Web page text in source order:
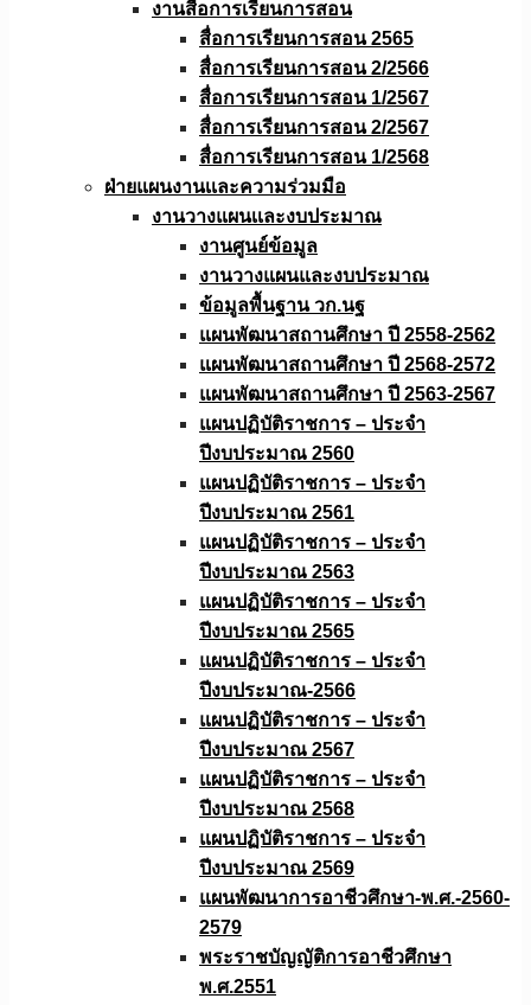
งานสื่อการเรียนการสอน
สื่อการเรียนการสอน 2565
สื่อการเรียนการสอน 2/2566
สื่อการเรียนการสอน 1/2567
สื่อการเรียนการสอน 2/2567
สื่อการเรียนการสอน 1/2568
ฝ่ายแผนงานเเละความร่วมมือ
งานวางแผนเเละงบประมาณ
งานศูนย์ข้อมูล
งานวางแผนและงบประมาณ
ข้อมูลพื้นฐาน วก.นฐ
แผนพัฒนาสถานศึกษา ปี 2558-2562
แผนพัฒนาสถานศึกษา ปี 2568-2572
แผนพัฒนาสถานศึกษา ปี 2563-2567
แผนปฏิบัติราชการ – ประจำ
ปีงบประมาณ 2560
แผนปฏิบัติราชการ – ประจำ
ปีงบประมาณ 2561
แผนปฏิบัติราชการ – ประจำ
ปีงบประมาณ 2563
แผนปฏิบัติราชการ – ประจำ
ปีงบประมาณ 2565
แผนปฏิบัติราชการ – ประจำ
ปีงบประมาณ-2566
แผนปฏิบัติราชการ – ประจำ
ปีงบประมาณ 2567
แผนปฏิบัติราชการ – ประจำ
ปีงบประมาณ 2568
แผนปฏิบัติราชการ – ประจำ
ปีงบประมาณ 2569
แผนพัฒนาการอาชีวศึกษา-พ.ศ.-2560-
2579
พระราชบัญญัติการอาชีวศึกษา
พ.ศ.2551